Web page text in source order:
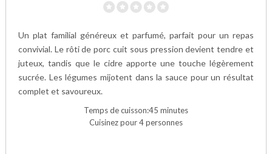
Un plat familial généreux et parfumé, parfait pour un repas
convivial. Le rôti de porc cuit sous pression devient tendre et
juteux, tandis que le cidre apporte une touche légèrement
sucrée. Les légumes mijotent dans la sauce pour un résultat
complet et savoureux.
Temps de cuisson:45 minutes
Cuisinez pour 4 personnes